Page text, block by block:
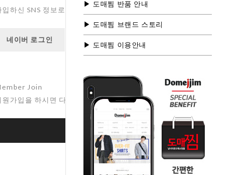
▶ 도매찜 반품 안내
▶ 도매찜 브랜드 스토리
▶ 도매찜 이용안내
입하신 SNS 정보로 로그인을 하실 수 있습니다.
네이버 로그인
Join
원가입을 하시면 다양하고 특별한 혜택이 준비되어 있습니다.
Register